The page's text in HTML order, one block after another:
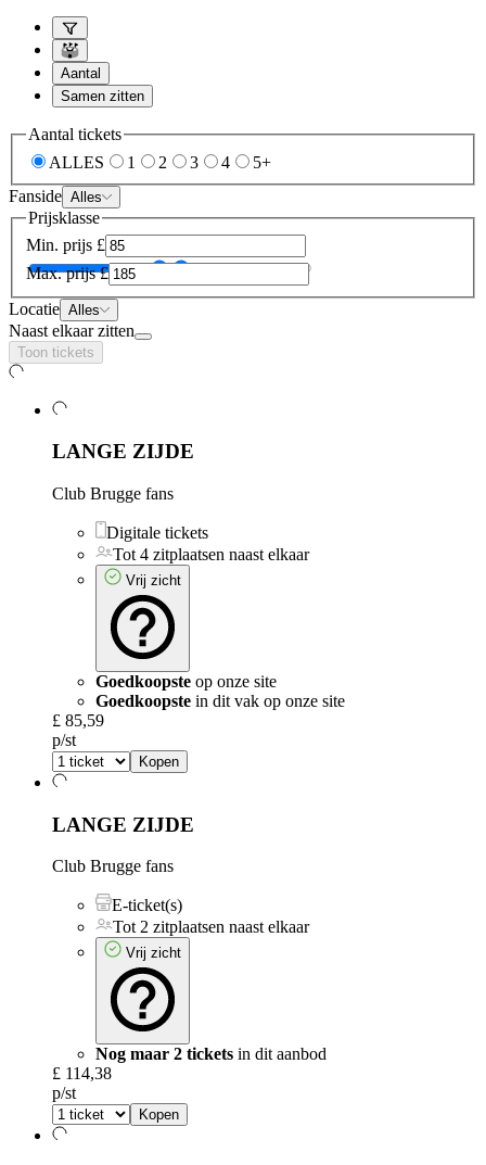
Aantal
Samen zitten
Aantal tickets
ALLES
1 2 3 4
5+
Fanside Alles
Prijsklasse
Min. prijs £
Max. prijs £
Locatie Alles
Naast elkaar zitten
Toon tickets
LANGE ZIJDE
Club Brugge fans
Digitale tickets
Tot 4 zitplaatsen naast elkaar
Vrij zicht
Goedkoopste op onze site
Goedkoopste in dit vak op onze site
£ 85,59
p/st
Kopen
LANGE ZIJDE
Club Brugge fans
E-ticket(s)
Tot 2 zitplaatsen naast elkaar
Vrij zicht
Nog maar 2 tickets in dit aanbod
£ 114,38
p/st
Kopen